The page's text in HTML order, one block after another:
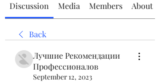
Discussion Media Members About
Back
Лучшие Рекомендации
Профессионалов
September 12, 2023